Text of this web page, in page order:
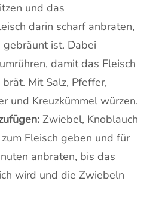
und das
darin scharf anbraten,
gebräunt ist. Dabei
damit das Fleisch
Mit Salz, Pfeffer,
und Kreuzkümmel würzen.
Zwiebel, Knoblauch
Fleisch geben und für
anbraten, bis das
wird und die Zwiebeln